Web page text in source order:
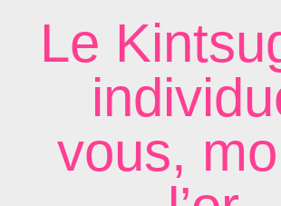
Le
vous,